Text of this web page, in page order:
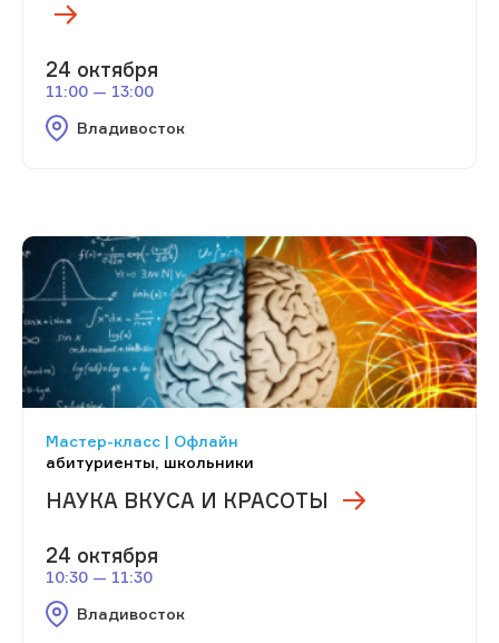
24 октября
11:00 — 13:00
Владивосток
Мастер-класс | Офлайн
абитуриенты, школьники
НАУКА ВКУСА И КРАСОТЫ
24 октября
10:30 — 11:30
Владивосток